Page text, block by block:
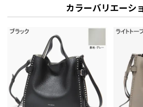
カラーバリエーシ